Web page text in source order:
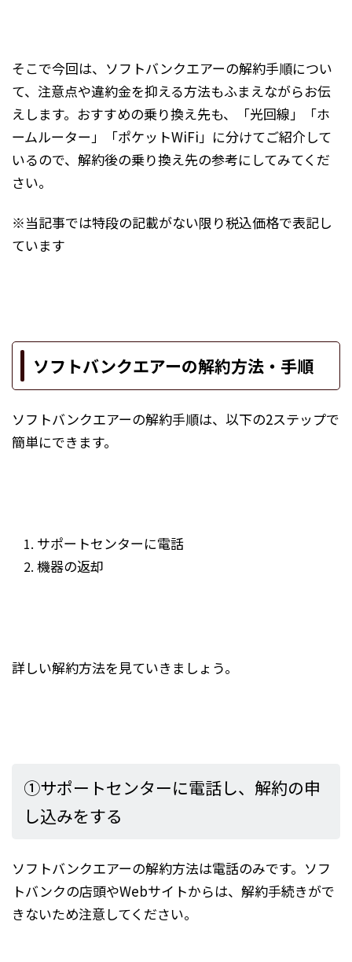
そこで今回は、ソフトバンクエアーの解約手順につい
て、注意点や違約金を抑える方法もふまえながらお伝
えします。おすすめの乗り換え先も、「光回線」「ホ
ームルーター」「ポケットWiFi」に分けてご紹介して
いるので、解約後の乗り換え先の参考にしてみてくだ
さい。
※当記事では特段の記載がない限り税込価格で表記し
ています
ソフトバンクエアーの解約方法・手順
ソフトバンクエアーの解約手順は、以下の2ステップで
簡単にできます。
サポートセンターに電話
機器の返却
詳しい解約方法を見ていきましょう。
①サポートセンターに電話し、解約の申
し込みをする
ソフトバンクエアーの解約方法は電話のみです。ソフ
トバンクの店頭やWebサイトからは、解約手続きがで
きないため注意してください。